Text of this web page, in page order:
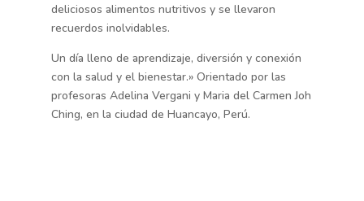
deliciosos alimentos nutritivos y se llevaron
recuerdos inolvidables.
Un día lleno de aprendizaje, diversión y conexión
con la salud y el bienestar.» Orientado por las
profesoras Adelina Vergani y Maria del Carmen Joh
Ching, en la ciudad de Huancayo, Perú.